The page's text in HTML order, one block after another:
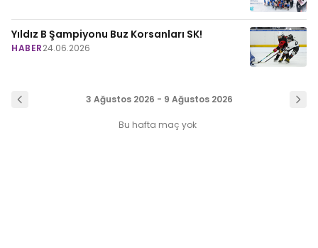
Yıldız B Şampiyonu Buz Korsanları SK!
HABER24.06.2026
3 Ağustos 2026 - 9 Ağustos 2026
Bu hafta maç yok